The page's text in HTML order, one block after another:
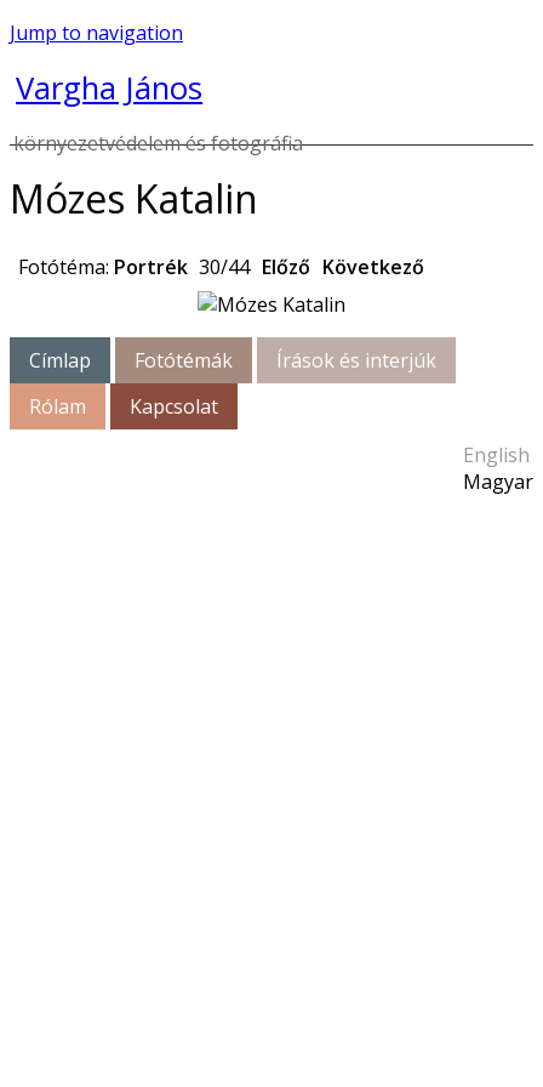
Jump to navigation
Vargha János
környezetvédelem és fotográfia
Mózes Katalin
Fotótéma: Portrék 30/44 Előző Következő
Címlap Fotótémák
Írások és interjúk
Rólam
Kapcsolat
English
Magyar